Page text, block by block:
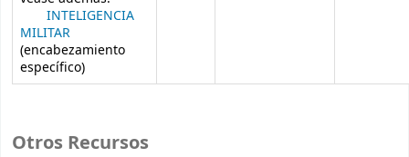
Otros Recursos
INTELIGENCIA
MILITAR
(encabezamiento
específico)